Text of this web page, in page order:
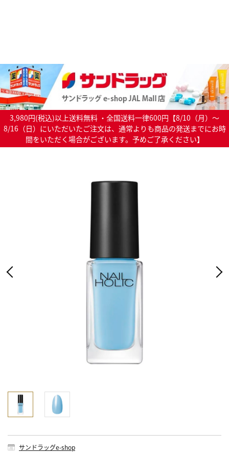
3,980円(税込)以上送料無料 ・全国送料一律600円【8/10（月）～
8/16（日）にいただいたご注文は、通常よりも商品の発送までにお時
間をいただく場合がございます。予めご了承ください】
サンドラッグe-shop